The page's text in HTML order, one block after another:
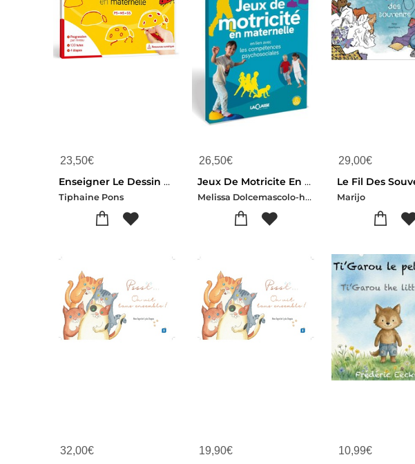
23,50€
Enseigner Le Dessin A Etapes Des La Maternelle - Cycle 1 Et 2 (livre + Ressources Numeriques)
Tiphaine Pons
26,50€
Jeux De Motricite En Maternelle : En Lien Avec Les Competences Psychosociales
Melissa Dolcemascolo-herve
29,00€
Le Fil Des
Marijo
32,00€ 19,90€ 10,99€